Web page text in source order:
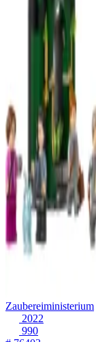
Zaubereiministerium
2022
990